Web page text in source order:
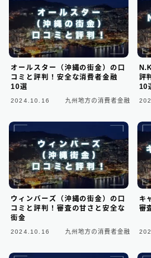
大阪府の消費者金融 7
北海道地方の消費者金融 8
関東地方の消費者金融
中部地方の消費者金融
中国地方・四国地方の消費者金
九州地方の消費者金融 34
中小消費者金融で借りる
ビジネスローン
オールスター（沖縄の街金）の口
コミと評判！安全な消費者金融
10選
2024.10.16 九州地方の消費者金融
評
10
ウィンバーズ（沖縄の街金）の口
コミと評判！審査の甘さと安全な
街金
2024.10.16 九州地方の消費者金融
キ
審